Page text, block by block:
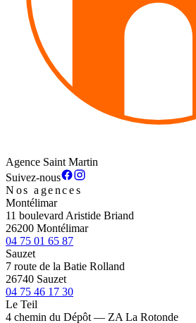
Agence Saint Martin
Suivez-nous
Nos agences
Montélimar
11 boulevard Aristide Briand
26200 Montélimar
04 75 01 65 87
Sauzet
7 route de la Batie Rolland
26740 Sauzet
04 75 46 17 30
Le Teil
4 chemin du Dépôt — ZA La Rotonde